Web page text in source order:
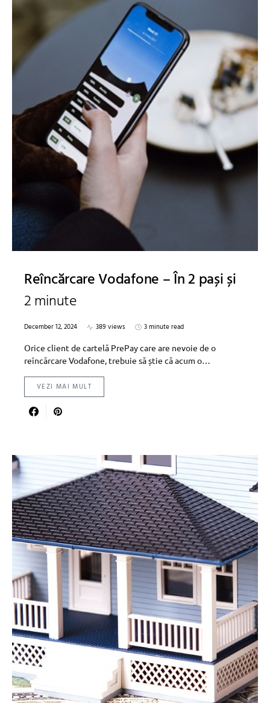
Reîncărcare Vodafone – În 2 pași și
2 minute
December 12, 2024 389 views
3 minute read
Orice client de cartelă PrePay care are nevoie de o
reîncărcare Vodafone, trebuie să știe că acum o…
VEZI MAI MULT